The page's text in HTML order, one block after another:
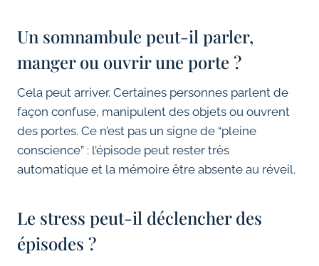
Un somnambule peut-il parler,
manger ou ouvrir une porte ?
Cela peut arriver. Certaines personnes parlent de
façon confuse, manipulent des objets ou ouvrent
des portes. Ce n’est pas un signe de “pleine
conscience” : l’épisode peut rester très
automatique et la mémoire être absente au réveil.
Le stress peut-il déclencher des
épisodes ?